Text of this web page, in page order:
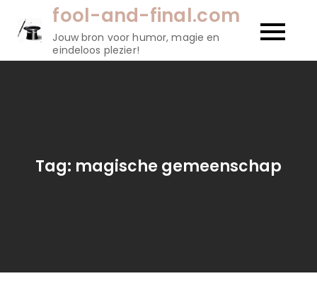
fool-and-final.com
Jouw bron voor humor, magie en
eindeloos plezier!
Tag: magische gemeenschap